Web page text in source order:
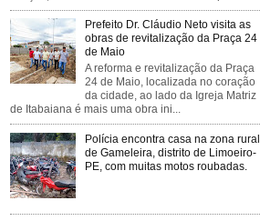
Prefeito Dr. Cláudio Neto visita as
obras de revitalização da Praça 24
de Maio
A reforma e revitalização da Praça
24 de Maio, localizada no coração
da cidade, ao lado da Igreja Matriz
de Itabaiana é mais uma obra ini...
Polícia encontra casa na zona rural
de Gameleira, distrito de Limoeiro-
PE, com muitas motos roubadas.